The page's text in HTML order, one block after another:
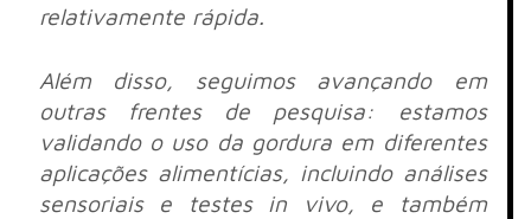
relativamente rápida.
Além disso, seguimos avançando em
outras frentes de pesquisa: estamos
validando o uso da gordura em diferentes
aplicações alimentícias, incluindo análises
sensoriais e testes in vivo, e também